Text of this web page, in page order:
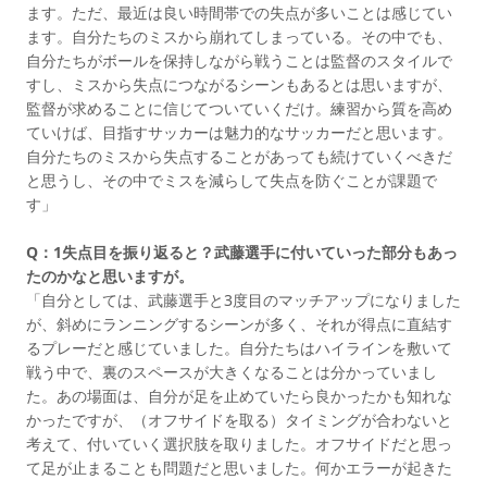
ます。ただ、最近は良い時間帯での失点が多いことは感じてい
ます。自分たちのミスから崩れてしまっている。その中でも、
自分たちがボールを保持しながら戦うことは監督のスタイルで
すし、ミスから失点につながるシーンもあるとは思いますが、
監督が求めることに信じてついていくだけ。練習から質を高め
ていけば、目指すサッカーは魅力的なサッカーだと思います。
自分たちのミスから失点することがあっても続けていくべきだ
と思うし、その中でミスを減らして失点を防ぐことが課題で
す」
Q：1失点目を振り返ると？武藤選手に付いていった部分もあっ
たのかなと思いますが。
「自分としては、武藤選手と3度目のマッチアップになりました
が、斜めにランニングするシーンが多く、それが得点に直結す
るプレーだと感じていました。自分たちはハイラインを敷いて
戦う中で、裏のスペースが大きくなることは分かっていまし
た。あの場面は、自分が足を止めていたら良かったかも知れな
かったですが、（オフサイドを取る）タイミングが合わないと
考えて、付いていく選択肢を取りました。オフサイドだと思っ
て足が止まることも問題だと思いました。何かエラーが起きた